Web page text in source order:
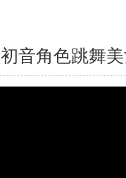
初音角色跳舞